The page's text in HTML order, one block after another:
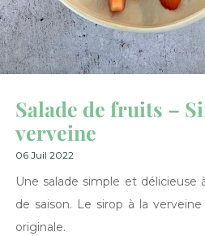
Salade de fruits –
verveine
06 Juil 2022
Une salade simple et délicieuse
de saison. Le sirop à la
originale.